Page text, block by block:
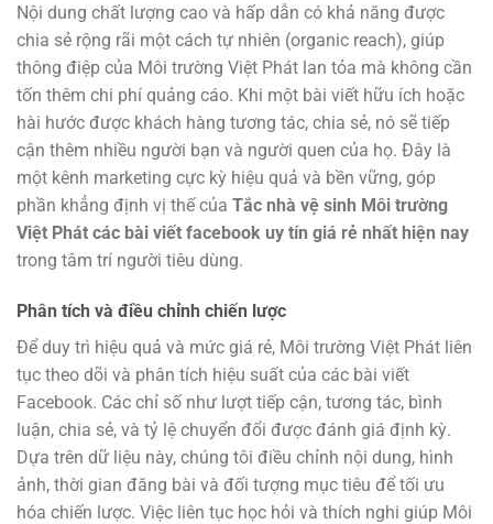
Nội dung chất lượng cao và hấp dẫn có khả năng được
chia sẻ rộng rãi một cách tự nhiên (organic reach), giúp
thông điệp của Môi trường Việt Phát lan tỏa mà không cần
tốn thêm chi phí quảng cáo. Khi một bài viết hữu ích hoặc
hài hước được khách hàng tương tác, chia sẻ, nó sẽ tiếp
cận thêm nhiều người bạn và người quen của họ. Đây là
một kênh marketing cực kỳ hiệu quả và bền vững, góp
phần khẳng định vị thế của Tắc nhà vệ sinh Môi trường
Việt Phát các bài viết facebook uy tín giá rẻ nhất hiện nay
trong tâm trí người tiêu dùng.
Phân tích và điều chỉnh chiến lược
Để duy trì hiệu quả và mức giá rẻ, Môi trường Việt Phát liên
tục theo dõi và phân tích hiệu suất của các bài viết
Facebook. Các chỉ số như lượt tiếp cận, tương tác, bình
luận, chia sẻ, và tỷ lệ chuyển đổi được đánh giá định kỳ.
Dựa trên dữ liệu này, chúng tôi điều chỉnh nội dung, hình
ảnh, thời gian đăng bài và đối tượng mục tiêu để tối ưu
hóa chiến lược. Việc liên tục học hỏi và thích nghi giúp Môi